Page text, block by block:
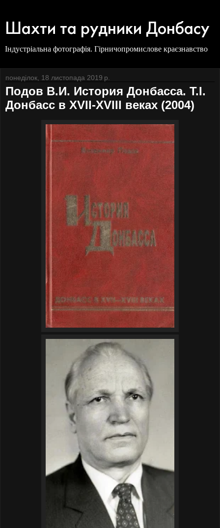
Шахти та рудники Донбасу
Індустріальна фотографія. Гірничопромислове краєзнавство
понеділок, 18 листопада 2019 р.
Подов В.И. История Донбасса. Т.I.
Донбасс в ХVII-ХVІІІ веках (2004)